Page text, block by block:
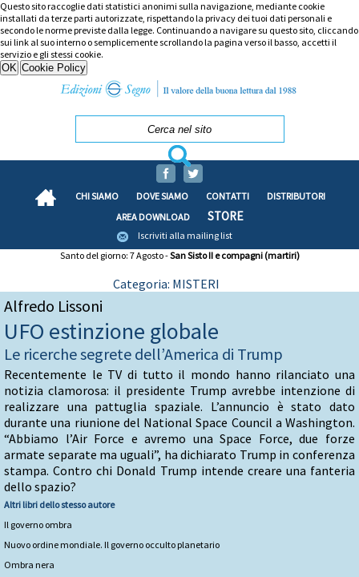
Questo sito raccoglie dati statistici anonimi sulla navigazione, mediante cookie
installati da terze parti autorizzate, rispettando la privacy dei tuoi dati personali e
secondo le norme previste dalla legge. Continuando a navigare su questo sito, cliccando
sui link al suo interno o semplicemente scrollando la pagina verso il basso, accetti il
servizio e gli stessi cookie.
CHI SIAMO DOVE SIAMO CONTATTI
DISTRIBUTORI
AREA DOWNLOAD
STORE
Iscriviti alla mailing list
Santo del giorno: 7 Agosto -San Sisto II e compagni (martiri)
Categoria: MISTERI
Alfredo Lissoni
UFO estinzione globale
Le ricerche segrete dell’America di Trump
Recentemente le TV di tutto il mondo hanno rilanciato una
notizia clamorosa: il presidente Trump avrebbe intenzione di
realizzare una pattuglia spaziale. L’annuncio è stato dato
durante una riunione del National Space Council a Washington.
“Abbiamo l’Air Force e avremo una Space Force, due forze
armate separate ma uguali”, ha dichiarato Trump in conferenza
stampa. Contro chi Donald Trump intende creare una fanteria
dello spazio?
Altri libri dello stesso autore
Il governo ombra
Nuovo ordine mondiale. Il governo occulto planetario
Ombra nera